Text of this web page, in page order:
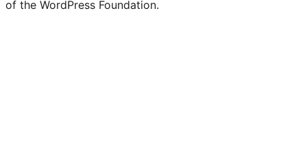
of the WordPress Foundation.